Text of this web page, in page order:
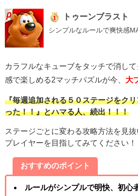
トゥーンブラスト
シンプルなルールで爽快感
カラフルなキューブをタッチで消し
感で楽しめる2マッチパズルが今、 大
『毎週追加される５０ステージをク
った！！』とハマる人、続出！！！
ステージごとに変わる攻略方法を見
プレイヤーを目指してみてください！
おすすめのポイント
ルールがシンプルで明快、初心